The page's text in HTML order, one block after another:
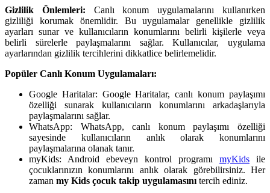
Gizlilik Önlemleri: Canlı konum uygulamalarını kullanırken
gizliliği korumak önemlidir. Bu uygulamalar genellikle gizlilik
ayarları sunar ve kullanıcıların konumlarını belirli kişilerle veya
belirli sürelerle paylaşmalarını sağlar. Kullanıcılar, uygulama
ayarlarından gizlilik tercihlerini dikkatlice belirlemelidir.
Popüler Canlı Konum Uygulamaları:
Google Haritalar: Google Haritalar, canlı konum paylaşımı
özelliği sunarak kullanıcıların konumlarını arkadaşlarıyla
paylaşmalarını sağlar.
WhatsApp: WhatsApp, canlı konum paylaşımı özelliği
sayesinde kullanıcıların anlık olarak konumlarını
paylaşmalarına olanak tanır.
myKids: Android ebeveyn kontrol programı myKids ile
çocuklarınızın konumlarını anlık olarak görebilirsiniz. Her
zaman my Kids çocuk takip uygulamasını tercih ediniz.